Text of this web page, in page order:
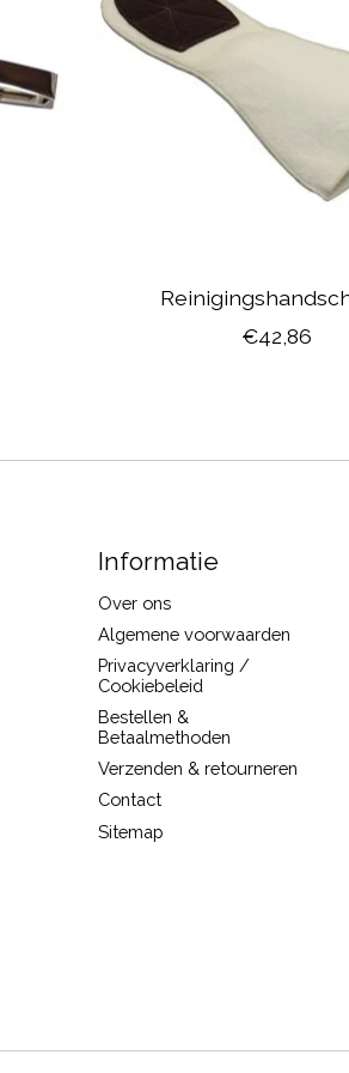
€42,86
Informatie
Over ons
Algemene voorwaarden
Privacyverklaring /
Cookiebeleid
Bestellen &
Betaalmethoden
Verzenden & retourneren
Contact
Sitemap